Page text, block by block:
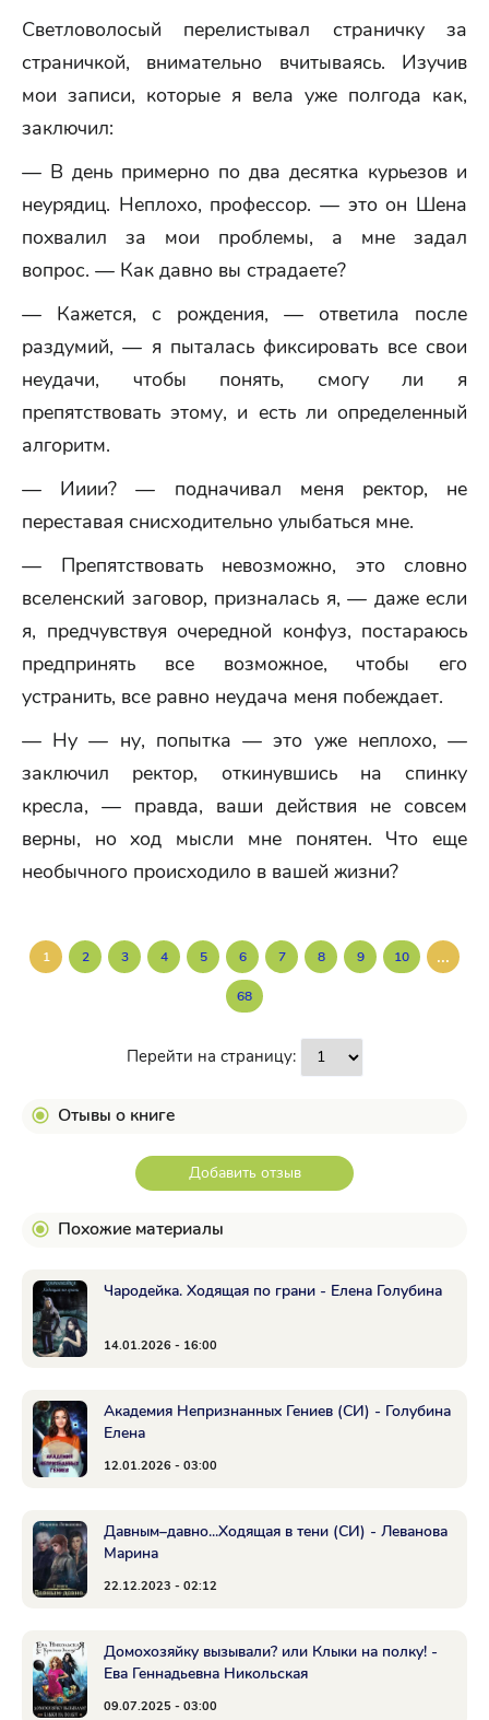
Светловолосый перелистывал страничку за
страничкой, внимательно вчитываясь. Изучив
мои записи, которые я вела уже полгода как,
заключил:
— В день примерно по два десятка курьезов и
неурядиц. Неплохо, профессор. — это он Шена
похвалил за мои проблемы, а мне задал
вопрос. — Как давно вы страдаете?
— Кажется, с рождения, — ответила после
раздумий, — я пыталась фиксировать все свои
неудачи, чтобы понять, смогу ли я
препятствовать этому, и есть ли определенный
алгоритм.
— Ииии? — подначивал меня ректор, не
переставая снисходительно улыбаться мне.
— Препятствовать невозможно, это словно
вселенский заговор, призналась я, — даже если
я, предчувствуя очередной конфуз, постараюсь
предпринять все возможное, чтобы его
устранить, все равно неудача меня побеждает.
— Ну — ну, попытка — это уже неплохо, —
заключил ректор, откинувшись на спинку
кресла, — правда, ваши действия не совсем
верны, но ход мысли мне понятен. Что еще
необычного происходило в вашей жизни?
1 2 3 4 5 6 7 8 9 10 ...
68
Перейти на страницу:
Отывы о книге
Добавить отзыв
Похожие материалы
Чародейка. Ходящая по грани - Елена Голубина
14.01.2026 - 16:00
Академия Непризнанных Гениев (СИ) - Голубина
Елена
12.01.2026 - 03:00
Давным–давно...Ходящая в тени (СИ) - Леванова
Марина
22.12.2023 - 02:12
Домохозяйку вызывали? или Клыки на полку! -
Ева Геннадьевна Никольская
09.07.2025 - 03:00